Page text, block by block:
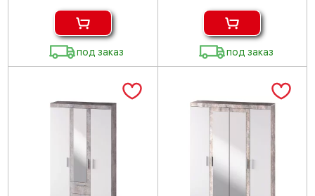
под заказ под заказ